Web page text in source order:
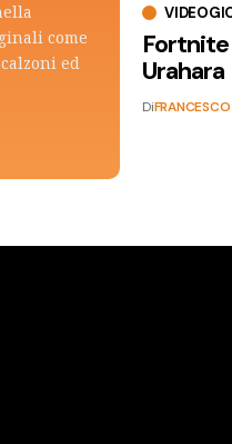
come
ed
Fortnite
Urahara
Di